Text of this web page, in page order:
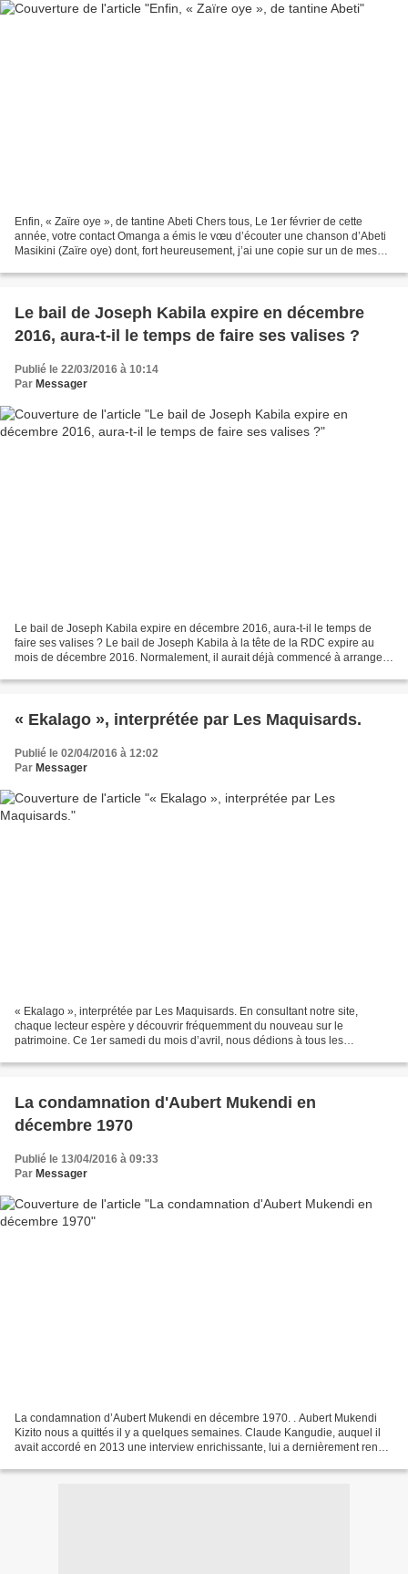
Enfin, « Zaïre oye », de tantine Abeti Chers tous, Le 1er février de cette
année, votre contact Omanga a émis le vœu d’écouter une chanson d’Abeti
Masikini (Zaïre oye) dont, fort heureusement, j’ai une copie sur un de mes
Le bail de Joseph Kabila expire en décembre
2016, aura-t-il le temps de faire ses valises ?
Publié le 22/03/2016 à 10:14
Par Messager
Le bail de Joseph Kabila expire en décembre 2016, aura-t-il le temps de
faire ses valises ? Le bail de Joseph Kabila à la tête de la RDC expire au
mois de décembre 2016. Normalement, il aurait déjà commencé à arranger
« Ekalago », interprétée par Les Maquisards.
Publié le 02/04/2016 à 12:02
Par Messager
« Ekalago », interprétée par Les Maquisards. En consultant notre site,
chaque lecteur espère y découvrir fréquemment du nouveau sur le
patrimoine. Ce 1er samedi du mois d’avril, nous dédions à tous les
La condamnation d'Aubert Mukendi en
décembre 1970
Publié le 13/04/2016 à 09:33
Par Messager
La condamnation d’Aubert Mukendi en décembre 1970. . Aubert Mukendi
Kizito nous a quittés il y a quelques semaines. Claude Kangudie, auquel il
avait accordé en 2013 une interview enrichissante, lui a dernièrement rendu